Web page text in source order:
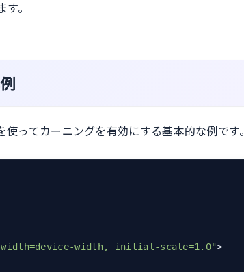
。
てカーニングを有効にする基本的な例です。
width, initial-scale=1.0">